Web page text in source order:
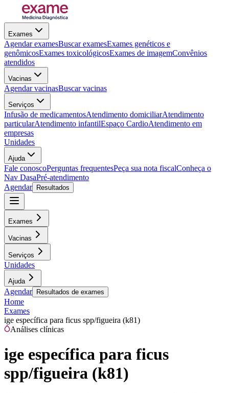
Exames
Agendar examesBuscar examesExames genéticos e
genômicosExames toxicológicosExames de imagemConvênios
atendidos
Vacinas
Agendar vacinasBuscar vacinas
Serviços
Infusão de medicamentosAtendimento domiciliarAtendimento
particularAtendimento infantilEspaço CardioAtendimento em
empresas
Unidades
Ajuda
Fale conoscoPerguntas frequentesPeça sua nota fiscalConheça o
Nav DasaPré-atendimento
Agendar
Resultados
Exames
Vacinas
Serviços
Unidades
Ajuda
Agendar Resultados de exames
Home
Exames
ige específica para ficus spp/figueira (k81)
Análises clínicas
ige específica para ficus
spp/figueira (k81)